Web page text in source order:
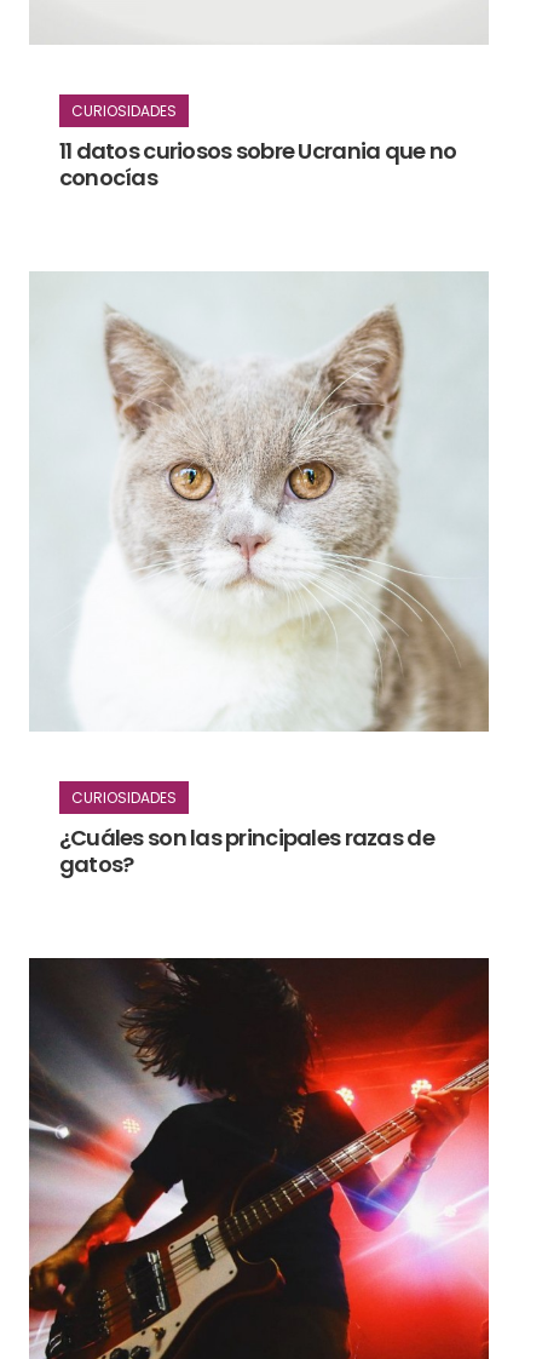
CURIOSIDADES
11 datos curiosos sobre Ucrania que no
conocías
CURIOSIDADES
¿Cuáles son las principales razas de
gatos?